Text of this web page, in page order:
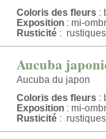
Coloris des fleurs :
Exposition : mi-
Rusticité : rustiques
Aucuba
Aucuba du japon
Coloris des fleurs :
Exposition : mi-
Rusticité : rustiques